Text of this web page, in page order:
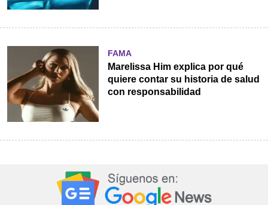
FAMA
Marelissa Him explica por qué
quiere contar su historia de salud
con responsabilidad